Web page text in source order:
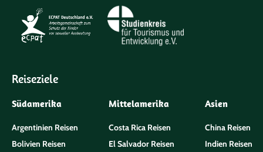
Reiseziele
Südamerika
Argentinien Reisen
Bolivien Reisen
Mittelamerika
Costa Rica Reisen
El Salvador Reisen
Asien
China Reisen
Indien Reisen